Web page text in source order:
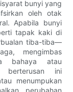
bunyi yang
oleh otak
Apabila bunyi
tapak kaki di
tiba-tiba—
mengimbas
bahaya atau
berterusan ini
menumpukan